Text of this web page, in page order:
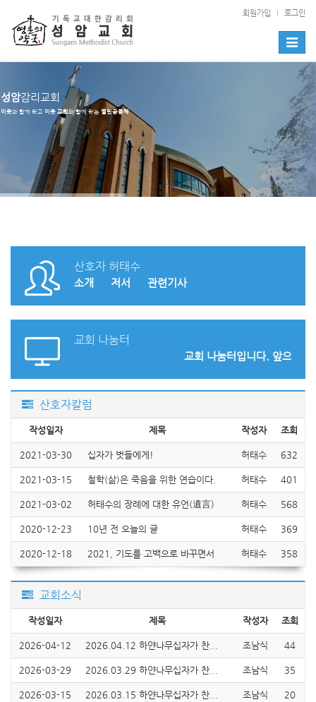
회원가입 로그인
Toggle
성암감리교회
이웃과 함께 하고 이웃 교회 와 함께 하는 열린공동체
산호자 허태수
소개 저서 관련기사
교회 나눔터
교회 나눔터입니다. 앞으로 이
산호자칼럼
작성일자 제목 작성자 조회
2021-03-30 십자가 벗들에게! 허태수 632
2021-03-15 철학(삶)은 죽음을 위한 연습이다. 허태수 401
2021-03-02 허태수의 장례에 대한 유언(遺言) 허태수 568
2020-12-23 10년 전 오늘의 글 허태수 369
2020-12-18 2021, 기도를 고백으로 바꾸면서 허태수 358
교회소식
작성일자 제목 작성자 조회
2026-04-12 2026.04.12 하얀나무십자가 찬... 조남식 44
2026-03-29 2026.03.29 하얀나무십자가 찬... 조남식 35
2026-03-15 2026.03.15 하얀나무십자가 찬... 조남식 20